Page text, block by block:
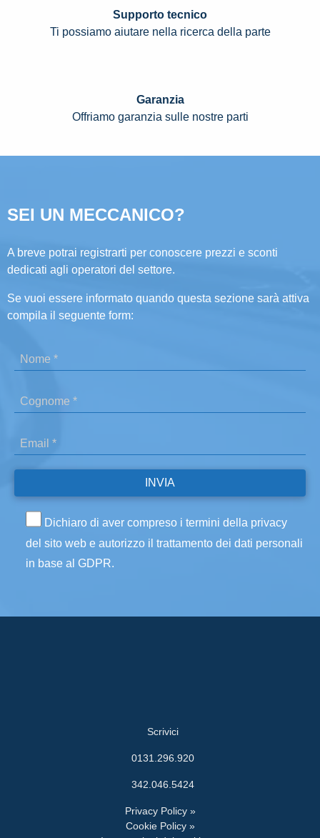
Supporto tecnico
Ti possiamo aiutare nella ricerca della parte
Garanzia
Offriamo garanzia sulle nostre parti
SEI UN MECCANICO?
A breve potrai registrarti per conoscere prezzi e sconti
dedicati agli operatori del settore.
Se vuoi essere informato quando questa sezione sarà attiva
compila il seguente form:
Dichiaro di aver compreso i termini della privacy
del sito web e autorizzo il trattamento dei dati personali
in base al GDPR.
Scrivici
0131.296.920
342.046.5424
Privacy Policy »
Cookie Policy »